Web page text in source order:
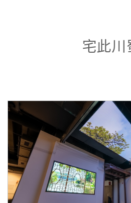
宅此川